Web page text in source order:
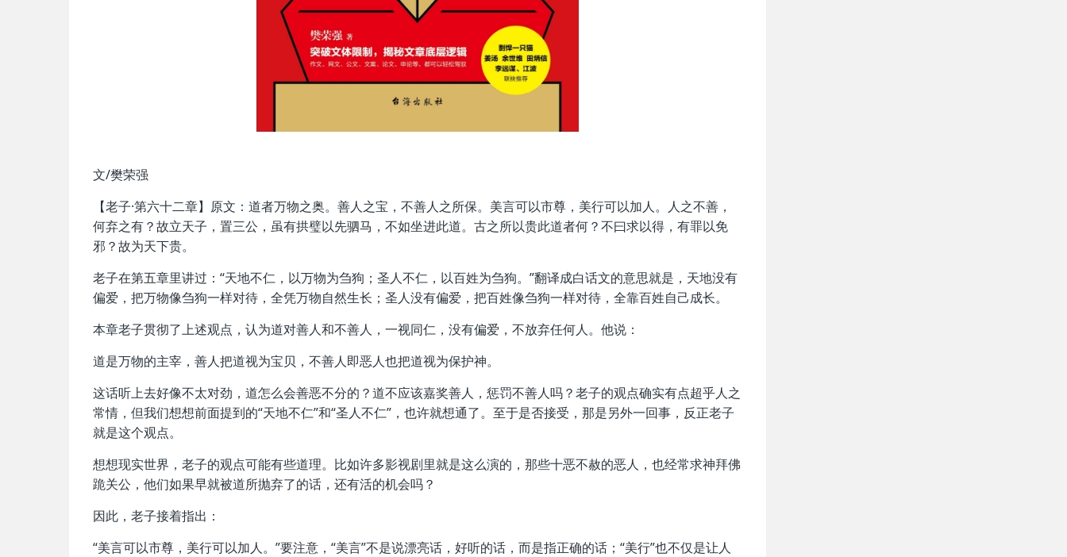
文/樊荣强
【老子·第六十二章】原文：道者万物之奥。善人之宝，不善人之所保。美言可以市尊，美行可以加人。人之不善，
何弃之有？故立天子，置三公，虽有拱璧以先驷马，不如坐进此道。古之所以贵此道者何？不曰求以得，有罪以免
邪？故为天下贵。
老子在第五章里讲过：“天地不仁，以万物为刍狗；圣人不仁，以百姓为刍狗。”翻译成白话文的意思就是，天地没有
偏爱，把万物像刍狗一样对待，全凭万物自然生长；圣人没有偏爱，把百姓像刍狗一样对待，全靠百姓自己成长。
本章老子贯彻了上述观点，认为道对善人和不善人，一视同仁，没有偏爱，不放弃任何人。他说：
道是万物的主宰，善人把道视为宝贝，不善人即恶人也把道视为保护神。
这话听上去好像不太对劲，道怎么会善恶不分的？道不应该嘉奖善人，惩罚不善人吗？老子的观点确实有点超乎人之
常情，但我们想想前面提到的“天地不仁”和“圣人不仁”，也许就想通了。至于是否接受，那是另外一回事，反正老子
就是这个观点。
想想现实世界，老子的观点可能有些道理。比如许多影视剧里就是这么演的，那些十恶不赦的恶人，也经常求神拜佛
跪关公，他们如果早就被道所抛弃了的话，还有活的机会吗？
因此，老子接着指出：
“美言可以市尊，美行可以加人。”要注意，“美言”不是说漂亮话，好听的话，而是指正确的话；“美行”也不仅是让人